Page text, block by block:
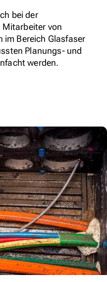
bei der
von
im Bereich Glasfaser
Planungs- und
werden.